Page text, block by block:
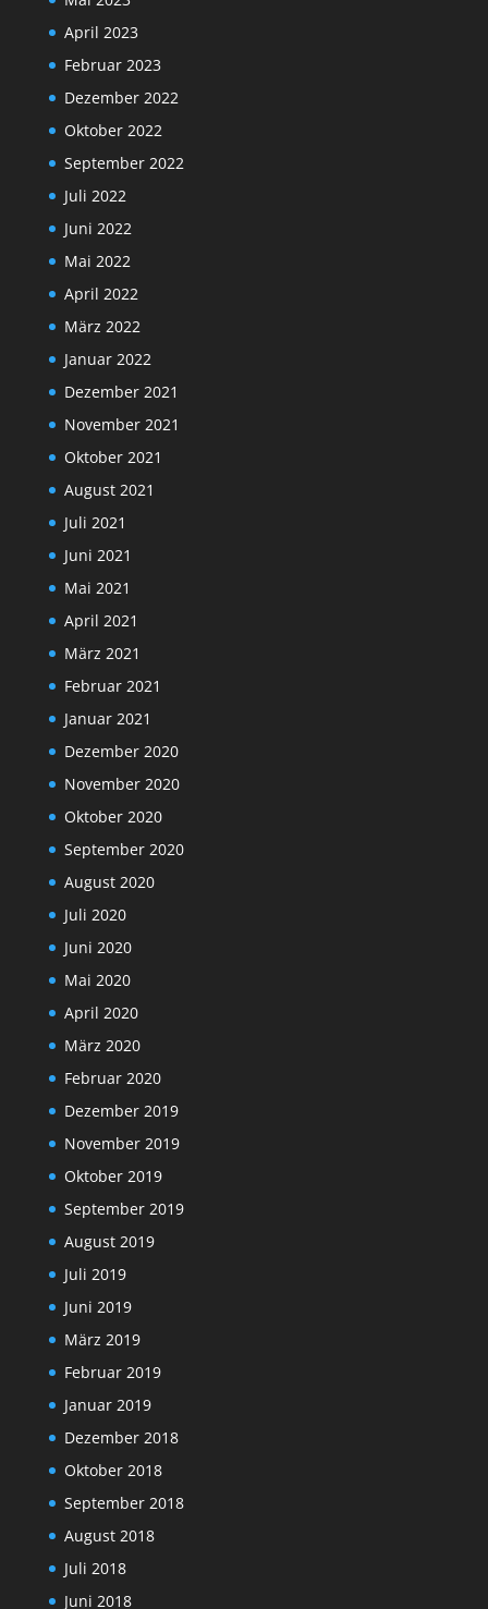
April 2023
Februar 2023
Dezember 2022
Oktober 2022
September 2022
Juli 2022
Juni 2022
Mai 2022
April 2022
März 2022
Januar 2022
Dezember 2021
November 2021
Oktober 2021
August 2021
Juli 2021
Juni 2021
Mai 2021
April 2021
März 2021
Februar 2021
Januar 2021
Dezember 2020
November 2020
Oktober 2020
September 2020
August 2020
Juli 2020
Juni 2020
Mai 2020
April 2020
März 2020
Februar 2020
Dezember 2019
November 2019
Oktober 2019
September 2019
August 2019
Juli 2019
Juni 2019
März 2019
Februar 2019
Januar 2019
Dezember 2018
Oktober 2018
September 2018
August 2018
Juli 2018
Juni 2018